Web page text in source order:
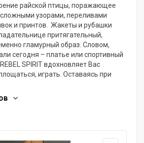
райской птицы, поражающее
узорами, переливами
и принтов. Жакеты и рубашки
притягательный,
гламурный образ. Словом,
сегодня – платье или спортивный
SPIRIT вдохновляет Вас
играть. Оставаясь при